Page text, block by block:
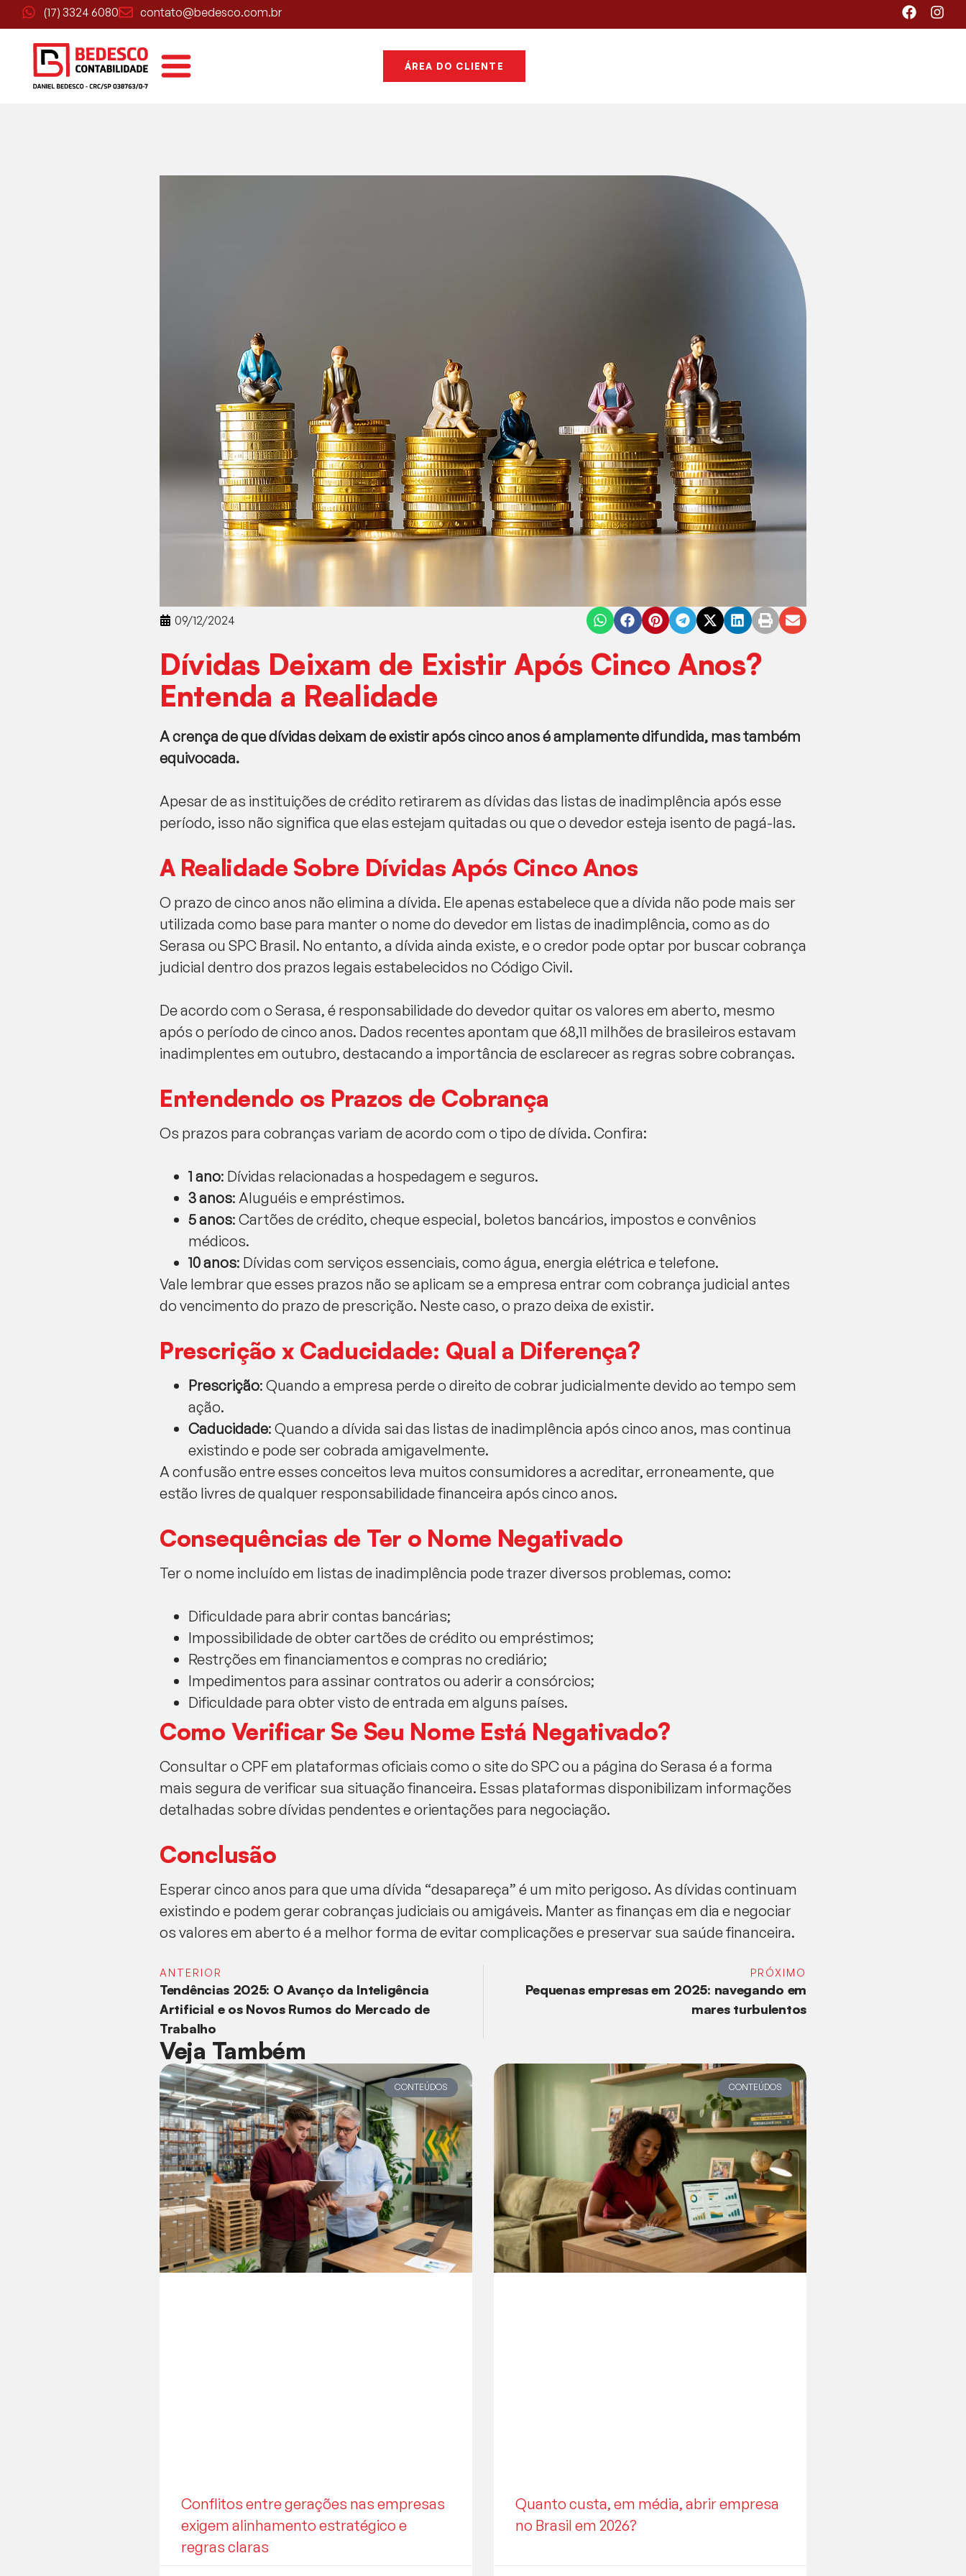
(17) 3324 6080 contato@bedesco.com.br
ÁREA DO CLIENTE
09/12/2024
Dívidas Deixam de Existir Após Cinco Anos?
Entenda a Realidade
A crença de que dívidas deixam de existir após cinco anos é amplamente difundida, mas também
equivocada.
Apesar de as instituições de crédito retirarem as dívidas das listas de inadimplência após esse
período, isso não significa que elas estejam quitadas ou que o devedor esteja isento de pagá-las.
A Realidade Sobre Dívidas Após Cinco Anos
O prazo de cinco anos não elimina a dívida. Ele apenas estabelece que a dívida não pode mais ser
utilizada como base para manter o nome do devedor em listas de inadimplência, como as do
Serasa ou SPC Brasil. No entanto, a dívida ainda existe, e o credor pode optar por buscar cobrança
judicial dentro dos prazos legais estabelecidos no Código Civil.
De acordo com o Serasa, é responsabilidade do devedor quitar os valores em aberto, mesmo
após o período de cinco anos. Dados recentes apontam que 68,11 milhões de brasileiros estavam
inadimplentes em outubro, destacando a importância de esclarecer as regras sobre cobranças.
Entendendo os Prazos de Cobrança
Os prazos para cobranças variam de acordo com o tipo de dívida. Confira:
1 ano: Dívidas relacionadas a hospedagem e seguros.
3 anos: Aluguéis e empréstimos.
5 anos: Cartões de crédito, cheque especial, boletos bancários, impostos e convênios
médicos.
10 anos: Dívidas com serviços essenciais, como água, energia elétrica e telefone.
Vale lembrar que esses prazos não se aplicam se a empresa entrar com cobrança judicial antes
do vencimento do prazo de prescrição. Neste caso, o prazo deixa de existir.
Prescrição x Caducidade: Qual a Diferença?
Prescrição: Quando a empresa perde o direito de cobrar judicialmente devido ao tempo sem
ação.
Caducidade: Quando a dívida sai das listas de inadimplência após cinco anos, mas continua
existindo e pode ser cobrada amigavelmente.
A confusão entre esses conceitos leva muitos consumidores a acreditar, erroneamente, que
estão livres de qualquer responsabilidade financeira após cinco anos.
Consequências de Ter o Nome Negativado
Ter o nome incluído em listas de inadimplência pode trazer diversos problemas, como:
Dificuldade para abrir contas bancárias;
Impossibilidade de obter cartões de crédito ou empréstimos;
Restrções em financiamentos e compras no crediário;
Impedimentos para assinar contratos ou aderir a consórcios;
Dificuldade para obter visto de entrada em alguns países.
Como Verificar Se Seu Nome Está Negativado?
Consultar o CPF em plataformas oficiais como o site do SPC ou a página do Serasa é a forma
mais segura de verificar sua situação financeira. Essas plataformas disponibilizam informações
detalhadas sobre dívidas pendentes e orientações para negociação.
Conclusão
Esperar cinco anos para que uma dívida “desapareça” é um mito perigoso. As dívidas continuam
existindo e podem gerar cobranças judiciais ou amigáveis. Manter as finanças em dia e negociar
os valores em aberto é a melhor forma de evitar complicações e preservar sua saúde financeira.
ANTERIOR
Tendências 2025: O Avanço da Inteligência
Artificial e os Novos Rumos do Mercado de
Trabalho
PRÓXIMO
Pequenas empresas em 2025: navegando em
mares turbulentos
Veja Também
CONTEÚDOS
Conflitos entre gerações nas empresas
exigem alinhamento estratégico e
regras claras
CONTEÚDOS
Quanto custa, em média, abrir empresa
no Brasil em 2026?